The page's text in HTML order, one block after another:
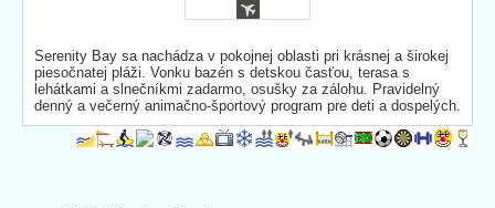
Serenity Bay sa nachádza v pokojnej oblasti pri krásnej a širokej
piesočnatej pláži. Vonku bazén s detskou časťou, terasa s
lehátkami a slnečníkmi zadarmo, osušky za zálohu. Pravidelný
denný a večerný animačno-športový program pre deti a dospelých.